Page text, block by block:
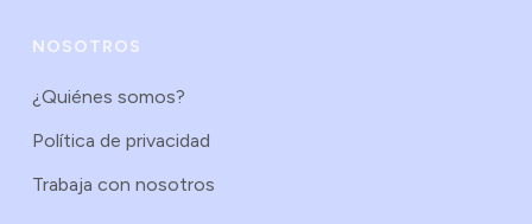
NOSOTROS
¿Quiénes somos?
Política de privacidad
Trabaja con nosotros